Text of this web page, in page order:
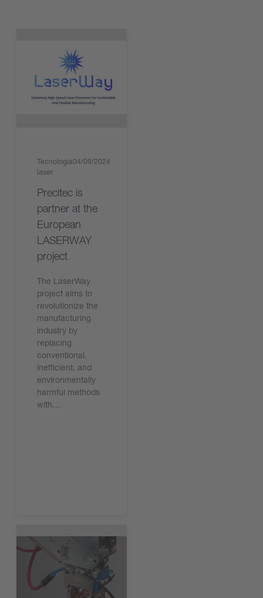
Tecnologia
laser
04/09/2024
Precitec is
partner at the
European
LASERWAY
project
The LaserWay
project aims to
revolutionize the
manufacturing
industry by
replacing
conventional,
inefficient, and
environmentally
harmful methods
with…